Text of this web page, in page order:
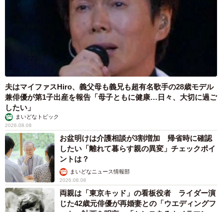
夫はマイファスHiro、義父母も義兄も超有名歌手の28歳モデル
兼俳優が第1子出産を報告「母子ともに健康…日々、大切に過ご
したい」
まいどなトピック
2026.08.08
お盆明けは介護相談が3割増加 帰省時に確認
したい「離れて暮らす親の異変」チェックポイ
ントは？
まいどなニュース情報部
2026.08.08
両親は「東京キッド」の看板役者 ライダー演
じた42歳元俳優が再婚妻との「ウエディングフ